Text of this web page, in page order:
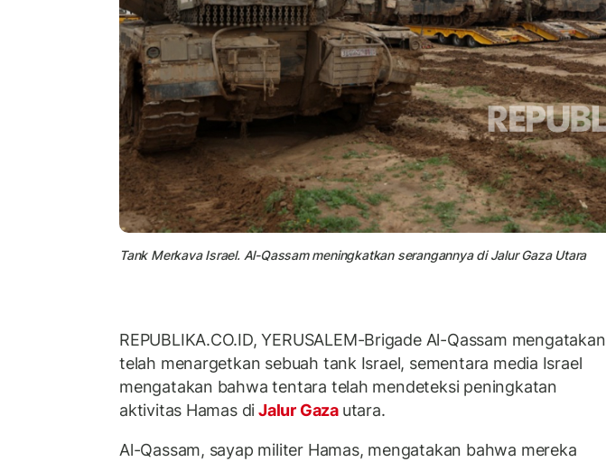
Tank Merkava Israel. Al-Qassam meningkatkan serangannya di Jalur Gaza Utara
REPUBLIKA.CO.ID, YERUSALEM-Brigade Al-Qassam mengatakan
telah menargetkan sebuah tank Israel, sementara media Israel
mengatakan bahwa tentara telah mendeteksi peningkatan
aktivitas Hamas diJalur Gaza utara.
Al-Qassam, sayap militer Hamas, mengatakan bahwa mereka